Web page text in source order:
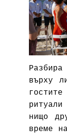
върху
нищо
време